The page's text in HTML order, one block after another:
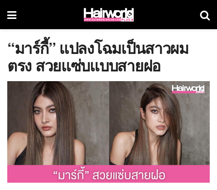
“มาร์กี้” แปลงโฉมเป็นสาวผม
ตรง สวยแซ่บแบบสายฝอ